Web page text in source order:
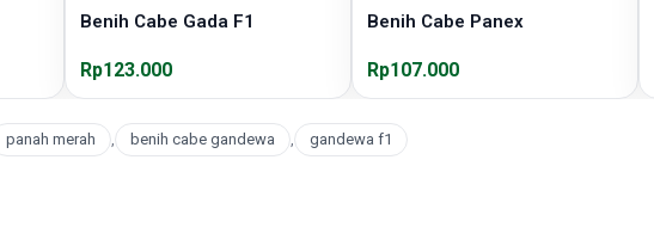
Benih Cabe Gada F1
Rp123.000
Benih Cabe Panex
Rp107.000
panah merah , benih cabe gandewa , gandewa f1